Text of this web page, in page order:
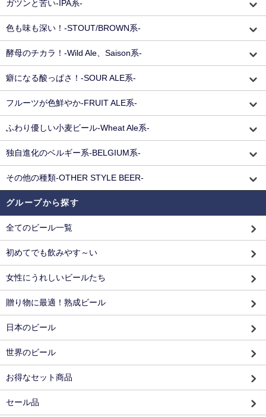
ガツンと苦い-IPA系-
色も味も深い！-STOUT/BROWN系-
酵母のチカラ！-Wild Ale、Saison系-
癖になる酸っぱさ！-SOUR ALE系-
フルーツが色鮮やか-FRUIT ALE系-
ふわり優しい小麦ビール-Wheat Ale系-
独自進化のベルギー系-BELGIUM系-
その他の種類-OTHER STYLE BEER-
グループから探す
全てのビール一覧
初めてでも飲みやす～い
女性にうれしいビールたち
贈り物に最適！熟成ビール
日本のビール
世界のビール
お得なセット商品
セール品